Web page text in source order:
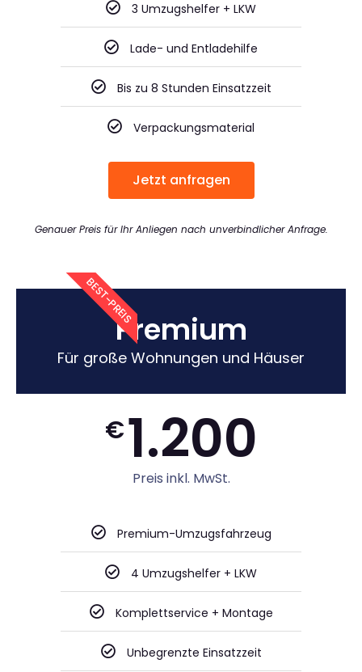
3 Umzugshelfer + LKW
Lade- und Entladehilfe
Bis zu 8 Stunden Einsatzzeit
Verpackungsmaterial
Jetzt anfragen
Genauer Preis für Ihr Anliegen nach unverbindlicher Anfrage.
BEST-PREIS
Premium
Für große Wohnungen und Häuser
€1.200
Preis inkl. MwSt.
Premium-Umzugsfahrzeug
4 Umzugshelfer + LKW
Komplettservice + Montage
Unbegrenzte Einsatzzeit